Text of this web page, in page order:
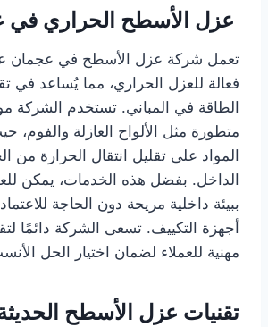
عزل الأسطح الحراري في
تعمل شركة عزل الأسطح في عجمان
فعالة للعزل الحراري، مما يُساعد في
الطاقة في المباني. تستخدم الشركة
متطورة مثل الألواح العازلة والفوم،
المواد على تقليل انتقال الحرارة من
الداخل. بفضل هذه الخدمات، يمكن
ببيئة داخلية مريحة دون الحاجة
أجهزة التكييف. تسعى الشركة دائمًا
مهنية للعملاء لضمان اختيار الحل
تقنيات عزل الأسطح